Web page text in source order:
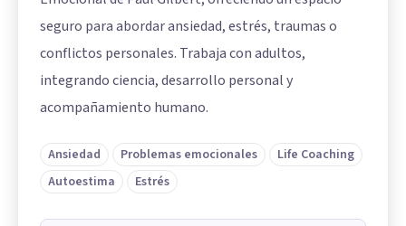
seguro para abordar ansiedad, estrés, traumas o
conflictos personales. Trabaja con adultos,
integrando ciencia, desarrollo personal y
acompañamiento humano.
Ansiedad Problemas emocionales
Life Coaching
Autoestima
Estrés